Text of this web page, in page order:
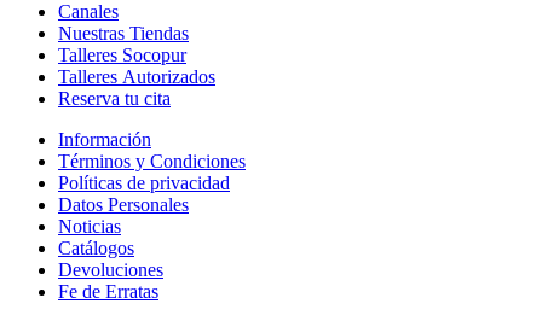
Canales
Nuestras Tiendas
Talleres Socopur
Talleres Autorizados
Reserva tu cita
Información
Términos y Condiciones
Políticas de privacidad
Datos Personales
Noticias
Catálogos
Devoluciones
Fe de Erratas